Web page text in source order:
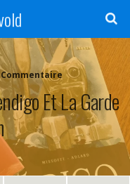
Commentaire
Et La Garde